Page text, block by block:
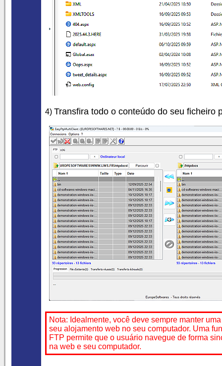
4) Transfira todo o conteúdo do seu ficheiro
Nota: Idealmente, você deve sempre manter
seu alojamento web no seu computador. Uma
FTP permite que o usuário navegue de forma
na web e seu computador.